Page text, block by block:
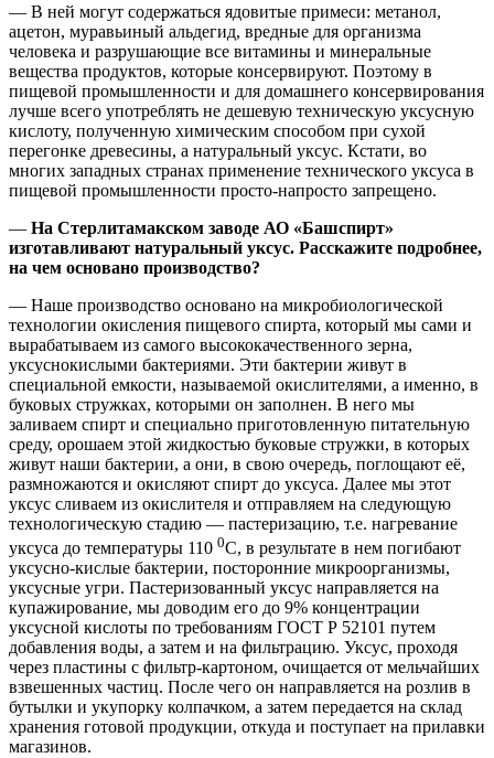
— В ней могут содержаться ядовитые примеси: метанол,
ацетон, муравьиный альдегид, вредные для организма
человека и разрушающие все витамины и минеральные
вещества продуктов, которые консервируют. Поэтому в
пищевой промышленности и для домашнего консервирования
лучше всего употреблять не дешевую техническую уксусную
кислоту, полученную химическим способом при сухой
перегонке древесины, а натуральный уксус. Кстати, во
многих западных странах применение технического уксуса в
пищевой промышленности просто-напросто запрещено.
— На Стерлитамакском заводе АО «Башспирт»
изготавливают натуральный уксус. Расскажите подробнее,
на чем основано производство?
— Наше производство основано на микробиологической
технологии окисления пищевого спирта, который мы сами и
вырабатываем из самого высококачественного зерна,
уксуснокислыми бактериями. Эти бактерии живут в
специальной емкости, называемой окислителями, а именно, в
буковых стружках, которыми он заполнен. В него мы
заливаем спирт и специально приготовленную питательную
среду, орошаем этой жидкостью буковые стружки, в которых
живут наши бактерии, а они, в свою очередь, поглощают её,
размножаются и окисляют спирт до уксуса. Далее мы этот
уксус сливаем из окислителя и отправляем на следующую
технологическую стадию — пастеризацию, т.е. нагревание
уксуса до температуры 110 0С, в результате в нем погибают
уксусно-кислые бактерии, посторонние микроорганизмы,
уксусные угри. Пастеризованный уксус направляется на
купажирование, мы доводим его до 9% концентрации
уксусной кислоты по требованиям ГОСТ Р 52101 путем
добавления воды, а затем и на фильтрацию. Уксус, проходя
через пластины с фильтр-картоном, очищается от мельчайших
взвешенных частиц. После чего он направляется на розлив в
бутылки и укупорку колпачком, а затем передается на склад
хранения готовой продукции, откуда и поступает на прилавки
магазинов.